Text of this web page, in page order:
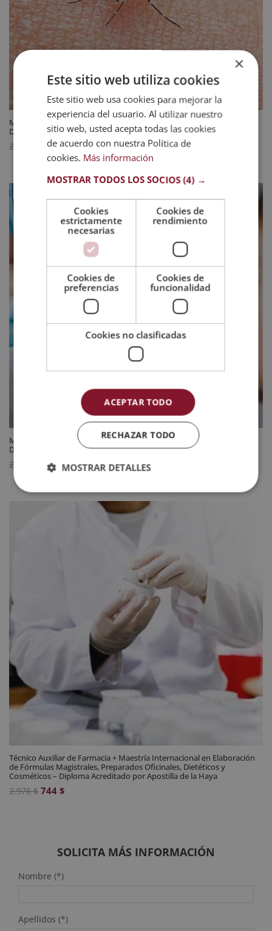
Maestría Internacional en Enfermedades Tropicales Infecciosas –
Diploma Acreditado por Apostilla de la Haya
2.976
precio
original
2.976 $.
744 $El
precio
actual
744 $.
Maestría Internacional en Farmacología Clínica para Enfermería –
Diploma Acreditado por Apostilla de la Haya
2.976
El
original
744 $El
actual
Técnico Auxiliar de Farmacia + Maestría Internacional en Elaboración
de Fórmulas Magistrales, Preparados Oficinales, Dietéticos y
Cosméticos – Diploma Acreditado por Apostilla de la Haya
2.976$ El
2.976 $.
744 $
744 $.
SOLICITA MÁS INFORMACIÓN
Nombre (*)
Apellidos (*)
×
Este sitio web utiliza cookies
Este sitio web usa cookies para mejorar la
experiencia del usuario. Al utilizar nuestro
sitio web, usted acepta todas las cookies
de acuerdo con nuestra Política de
cookies. Más información
MOSTRAR TODOS LOS SOCIOS(4) →
Cookies
estrictamente
necesarias
Cookies de
rendimiento
Cookies de
preferencias
Cookies de
funcionalidad
Cookies no clasificadas
ACEPTAR TODO
RECHAZAR TODO
MOSTRAR DETALLES